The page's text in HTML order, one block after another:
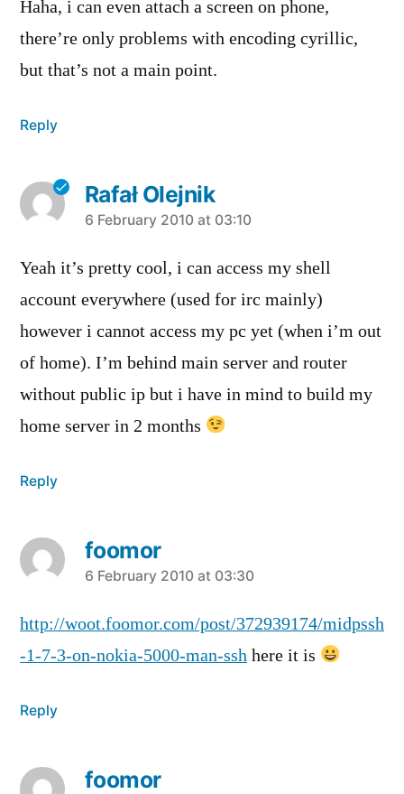
Haha, i can even attach a screen on phone,
there’re only problems with encoding cyrillic,
but that’s not a main point.
Reply
Rafał Olejnik
says:
6 February 2010 at 03:10
Yeah it’s pretty cool, i can access my shell
account everywhere (used for irc mainly)
however i cannot access my pc yet (when i’m out
of home). I’m behind main server and router
without public ip but i have in mind to build my
home server in 2 months
Reply
foomor
says:
6 February 2010 at 03:30
http://woot.foomor.com/post/372939174/midpssh
-1-7-3-on-nokia-5000-man-ssh here it is
Reply
foomor